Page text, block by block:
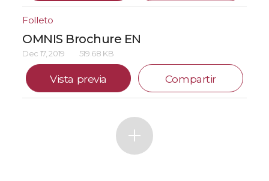
Folleto
OMNIS Brochure EN
Dec 17, 2019 519.68 KB
Vista previa Compartir